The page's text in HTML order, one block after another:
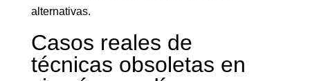
alternativas.
Casos reales de
técnicas obsoletas en